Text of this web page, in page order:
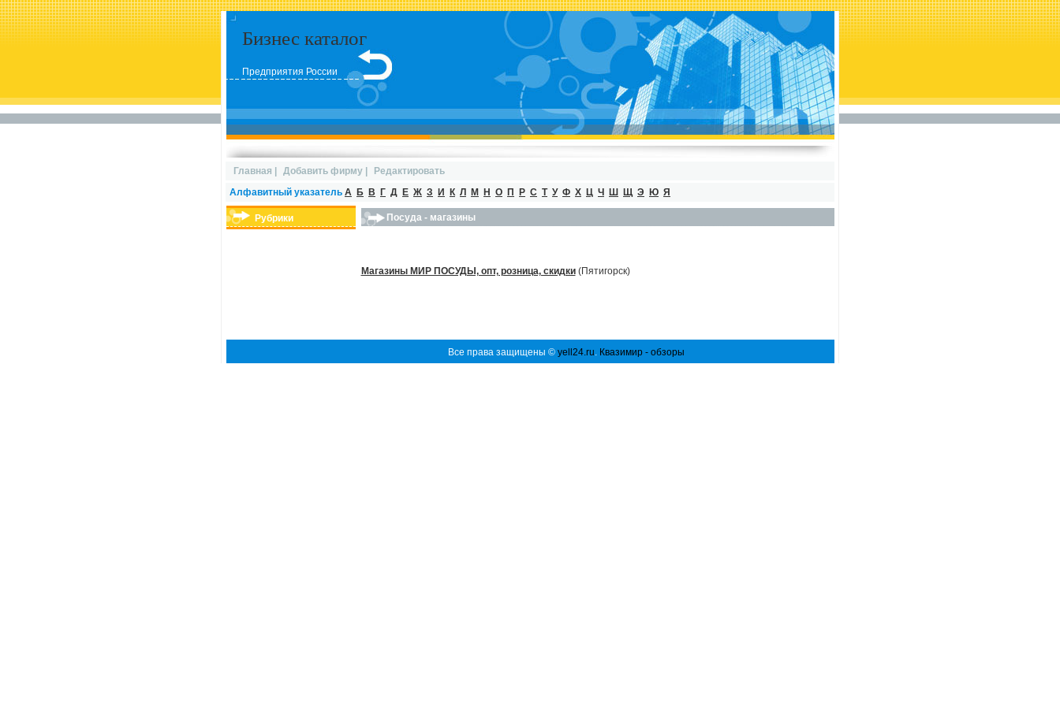
Бизнес каталог
Предприятия России
Главная Добавить фирму
Редактировать
Алфавитный указатель А Б В Г Д Е Ж З И К Л М Н О П Р С Т У Ф Х Ц Ч Ш Щ Э Ю Я
Посуда - магазины
Магазины МИР ПОСУДЫ, опт, розница, скидки(Пятигорск)
Рубрики
Все права защищены © yell24.ru Квазимир - обзоры